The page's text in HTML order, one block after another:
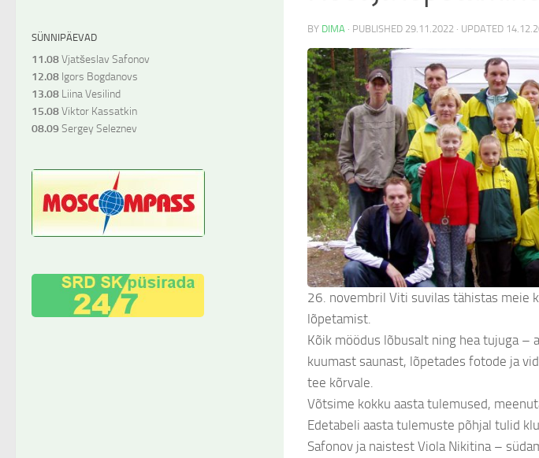
BY DIMA · PUBLISHED 29.11.2022 · UPDATED
26. novembril Viti suvilas tähistas meie
lõpetamist.
Kõik möödus lõbusalt ning hea tujuga
kuumast saunast, lõpetades fotode ja
tee kõrvale.
Võtsime kokku aasta tulemused,
Edetabeli aasta tulemuste põhjal tulid
Safonov ja naistest Viola Nikitina –
SÜNNIPÄEVAD
11.08Vjatšeslav Safonov
12.08 Igors Bogdanovs
13.08 Liina Vesilind
15.08Viktor Kassatkin
08.09Sergey Seleznev